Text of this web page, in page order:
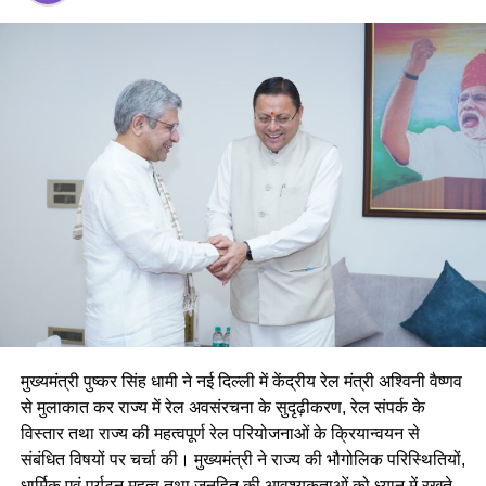
शिक्षा सुधार के लिए समर्पित रहे हैं। उनका मानना है कि एक मजबूत,
समावेशी और भविष्य की जरूरतों के अनुरूप शिक्षा व्यवस्था ही एक सशक्त
राष्ट्र की नींव होती है।
मुख्यमंत्री पुष्कर सिंह धामी ने नई दिल्ली में केंद्रीय रेल मंत्री अश्विनी वैष्णव
से मुलाकात कर राज्य में रेल अवसंरचना के सुदृढ़ीकरण, रेल संपर्क के
विस्तार तथा राज्य की महत्वपूर्ण रेल परियोजनाओं के क्रियान्वयन से
संबंधित विषयों पर चर्चा की। मुख्यमंत्री ने राज्य की भौगोलिक परिस्थितियों,